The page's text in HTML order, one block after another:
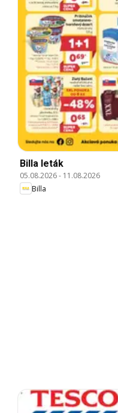
Billa leták
05.08.2026- 11.08.2026
Billa